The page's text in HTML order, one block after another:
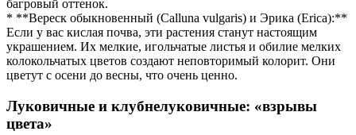
багровый оттенок.
* **Вереск обыкновенный (Calluna vulgaris) и Эрика (Erica):**
Если у вас кислая почва, эти растения станут настоящим
украшением. Их мелкие, игольчатые листья и обилие мелких
колокольчатых цветов создают неповторимый колорит. Они
цветут с осени до весны, что очень ценно.
Луковичные и клубнелуковичные: «взрывы
цвета»